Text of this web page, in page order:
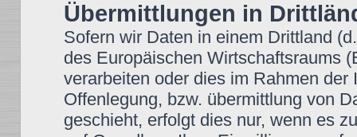
Übermittlungen in
Sofern wir Daten in einem Drittland
des Europäischen Wirtschaftsraums
verarbeiten oder dies im Rahmen
Offenlegung, bzw. übermittlung von
geschieht, erfolgt dies nur, wenn es